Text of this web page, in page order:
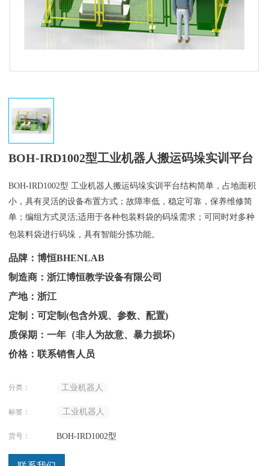
BOH-IRD1002型工业机器人搬运码垛实训平台
BOH-IRD1002型 工业机器人搬运码垛实训平台结构简单，占地面积
小，具有灵活的设备布置方式；故障率低，稳定可靠，保养维修简
单；编组方式灵活;适用于各种包装料袋的码垛需求；可同时对多种
包装料袋进行码垛，具有智能分拣功能。
品牌：博恒BHENLAB
制造商：浙江博恒教学设备有限公司
产地：浙江
定制：可定制(包含外观、参数、配置)
质保期：一年（非人为故意、暴力损坏)
价格：联系销售人员
分类： 工业机器人
标签： 工业机器人
货号： BOH-IRD1002型